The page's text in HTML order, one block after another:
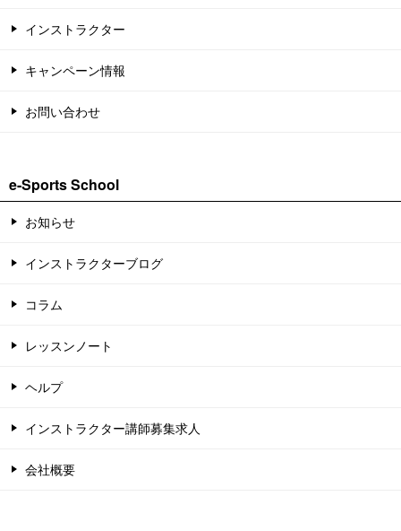
インストラクター
キャンペーン情報
お問い合わせ
e-Sports School
お知らせ
インストラクターブログ
コラム
レッスンノート
ヘルプ
インストラクター講師募集求人
会社概要